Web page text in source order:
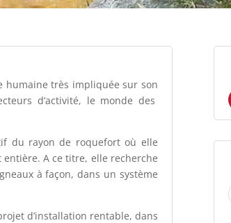
humaine très impliquée sur son
d’activité, le monde des
du rayon de roquefort où elle
A ce titre, elle recherche
à façon, dans un système
d’installation rentable, dans